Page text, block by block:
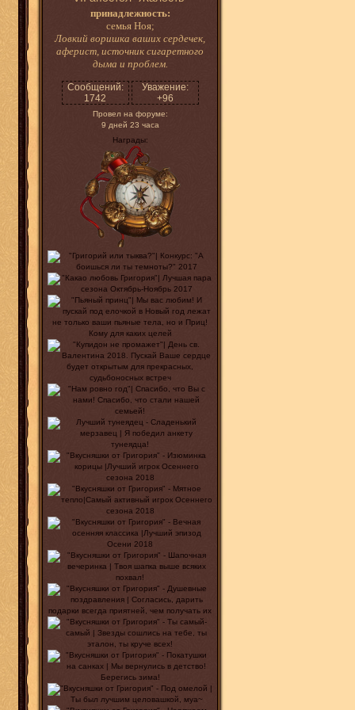
принадлежность:
семья Ноя;
Ловкий воришка ваших сердечек,
аферист, источник сигаретного
дыма и проблем.
Сообщений:
1742
Уважение:
+96
Провел на форуме:
9 дней 23 часа
Награды: